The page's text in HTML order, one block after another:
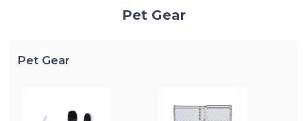
Pet Gear
Pet Gear